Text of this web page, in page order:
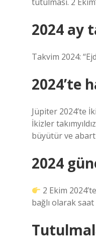
2024 ay
Takvim 2024:
2024’te
Jüpiter 2024’te
İkizler
büyütür ve
2024
2 Ekim
bağlı olarak